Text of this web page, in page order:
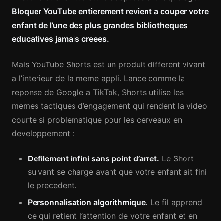
Bloquer YouTube entierement revient a couper votre
enfant de l’une des plus grandes bibliotheques
educatives jamais creees.
Mais YouTube Shorts est un produit different vivant
a l’interieur de la meme appli. Lance comme la
reponse de Google a TikTok, Shorts utilise les
memes tactiques d’engagement qui rendent la video
courte si problematique pour les cerveaux en
developpement :
Defilement infini sans point d’arret. Le Short
suivant se charge avant que votre enfant ait fini
le precedent.
Personnalisation algorithmique. Le fil apprend
ce qui retient l’attention de votre enfant et en